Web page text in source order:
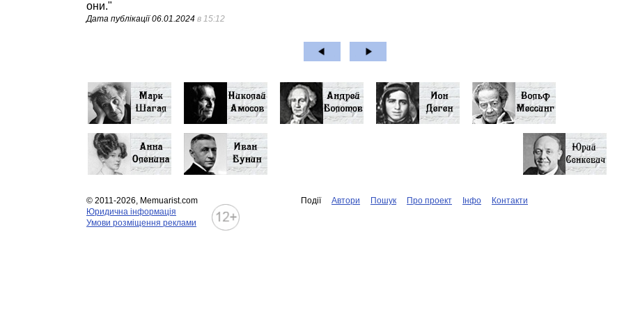
они."
Дата публікації06.01.2024 в 15:12
© 2011-2026, Memuarist.com
Юридична інформація
Умови розміщення реклами
Подiї Автори Пошук Про проект Iнфо Контакти